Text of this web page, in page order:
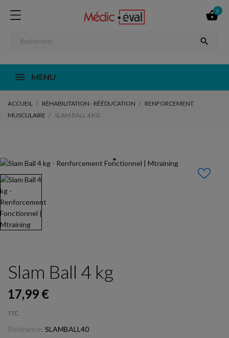

0

MENU
ACCUEIL RÉHABILITATION - RÉÉDUCATION
RENFORCEMENT
MUSCULAIRE
SLAM BALL 4 KG
Slam Ball 4 kg
17,99 €
TTC
Référence: SLAMBALL40